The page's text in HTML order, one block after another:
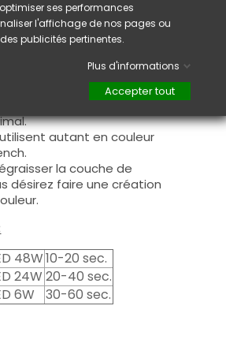
avec son pinceau, de
la base (il n'est pas
la couche de
la construction après limage.
en deux couches,
libre à la première couche et
couche pour garantir
autant en couleur
la couche de
désirez faire une création
48W10-20 sec.
24W 20-40 sec.
6W
30-60 sec.
ses performances
l'affichage de nos pages ou
publicités pertinentes.
Plus d'informations
Accepter tout